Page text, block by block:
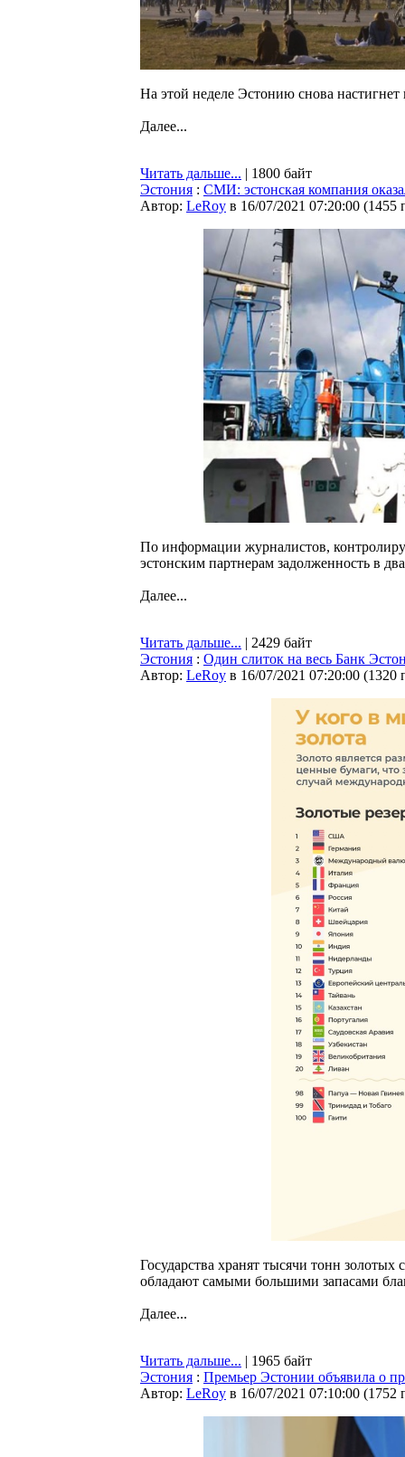
На этой неделе Эстонию снова
Далее...
Читать дальше... | 1800 байт
Эстония : СМИ: эстонская компания
Автор: LeRoy в 16/07/2021 07:20:00 (1455
По информации журналистов,
эстонским партнерам задолженность в
Далее...
Читать дальше... | 2429 байт
Эстония : Один слиток на весь Банк
Автор: LeRoy в 16/07/2021 07:20:00 (1320
Государства хранят тысячи тонн
обладают самыми большими запасами
Далее...
Читать дальше... | 1965 байт
Эстония : Премьер Эстонии объявила о
Автор: LeRoy в 16/07/2021 07:10:00 (1752